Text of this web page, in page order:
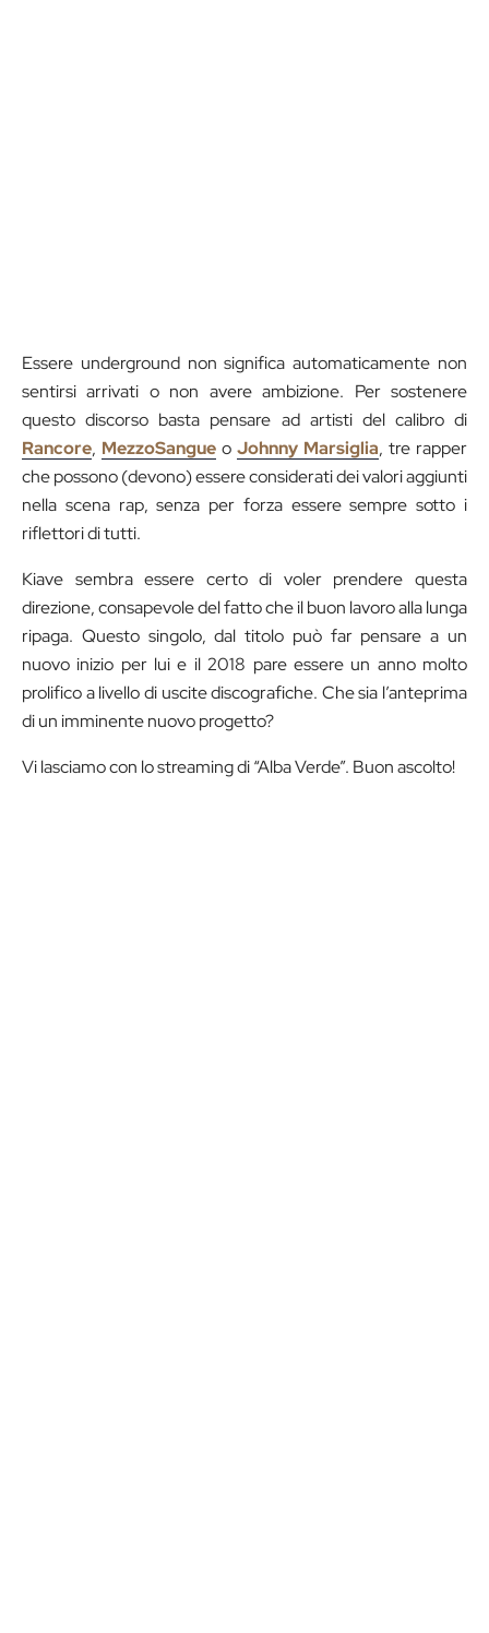
Essere underground non significa automaticamente non
sentirsi arrivati o non avere ambizione. Per sostenere
questo discorso basta pensare ad artisti del calibro di
Rancore, MezzoSangue o Johnny Marsiglia, tre rapper
che possono (devono) essere considerati dei valori aggiunti
nella scena rap, senza per forza essere sempre sotto i
riflettori di tutti.
Kiave sembra essere certo di voler prendere questa
direzione, consapevole del fatto che il buon lavoro alla lunga
ripaga. Questo singolo, dal titolo può far pensare a un
nuovo inizio per lui e il 2018 pare essere un anno molto
prolifico a livello di uscite discografiche. Che sia l’anteprima
di un imminente nuovo progetto?
Vi lasciamo con lo streaming di “Alba Verde”. Buon ascolto!